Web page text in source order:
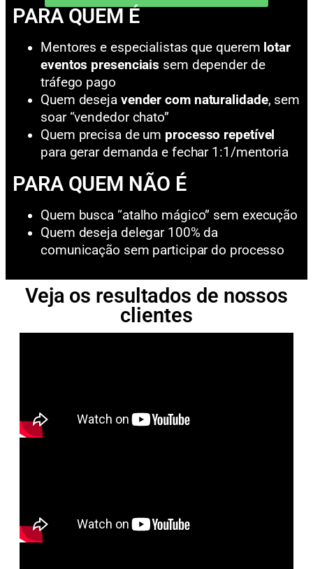
PARA QUEM É
Mentores e especialistas que querem lotar
eventos presenciais sem depender de
tráfego pago
Quem deseja vender com naturalidade, sem
soar “vendedor chato”
Quem precisa de um processo repetível
para gerar demanda e fechar 1:1/mentoria
PARA QUEM NÃO É
Quem busca “atalho mágico” sem execução
Quem deseja delegar 100% da
comunicação sem participar do processo
Veja os resultados de nossos
clientes